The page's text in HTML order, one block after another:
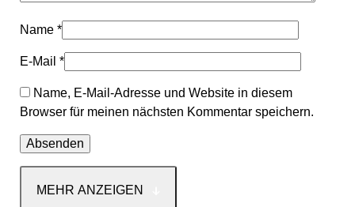
Name *
E-Mail *
Name, E-Mail-Adresse und Website in diesem
Browser für meinen nächsten Kommentar speichern.
MEHR ANZEIGEN